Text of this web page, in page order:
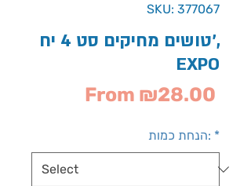
SKU: 377067
טושים מחיקים סט 4 יח',
EXPO
From ₪28.00
הנחת כמות: *